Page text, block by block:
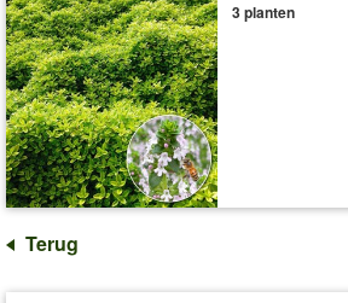
3 planten
Terug